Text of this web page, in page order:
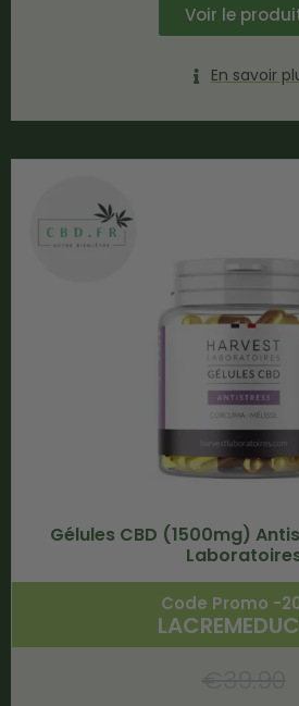
Voir le
En savoir
Gélules CBD (1500mg)
Code Promo -